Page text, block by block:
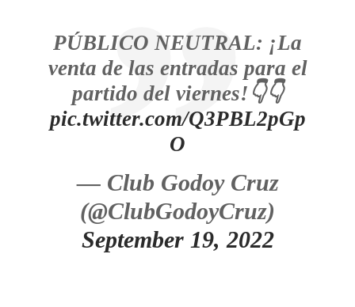
PÚBLICO NEUTRAL: ¡La
venta de las entradas para el
partido del viernes!👇👇
pic.twitter.com/Q3PBL2pGp
O
— Club Godoy Cruz
(@ClubGodoyCruz)
September 19, 2022